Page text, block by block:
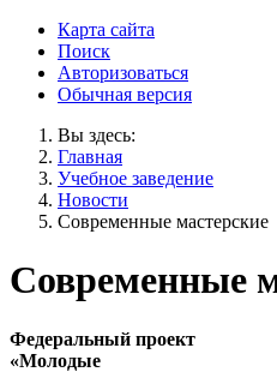
Карта сайта
Поиск
Авторизоваться
Обычная версия
Вы здесь:
Главная
Учебное заведение
Новости
Современные мастерские
Современные
Федеральный проект
«Молодые